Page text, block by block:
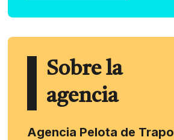
Sobre la
agencia
Agencia Pelota de Trapo